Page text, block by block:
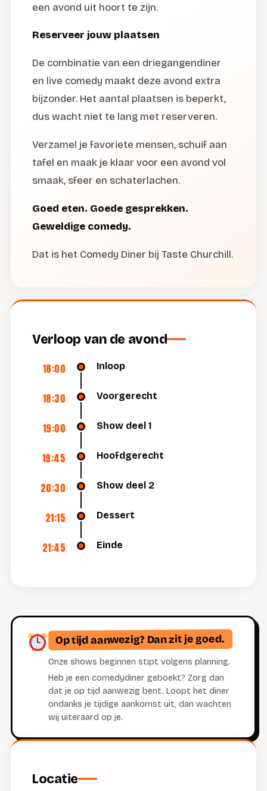
een avond uit hoort te zijn.
Reserveer jouw plaatsen
De combinatie van een driegangendiner
en live comedy maakt deze avond extra
bijzonder. Het aantal plaatsen is beperkt,
dus wacht niet te lang met reserveren.
Verzamel je favoriete mensen, schuif aan
tafel en maak je klaar voor een avond vol
smaak, sfeer en schaterlachen.
Goed eten. Goede gesprekken.
Geweldige comedy.
Dat is het Comedy Diner bij Taste Churchill.
Verloop van de avond
18:00 Inloop
18:30 Voorgerecht
19:00 Show deel 1
19:45 Hoofdgerecht
20:30 Show deel 2
21:15 Dessert
21:45 Einde
Op tijd aanwezig? Dan zit je goed.
Onze shows beginnen stipt volgens planning.
Heb je een comedydiner geboekt? Zorg dan
dat je op tijd aanwezig bent. Loopt het diner
ondanks je tijdige aankomst uit, dan wachten
wij uiteraard op je.
Locatie